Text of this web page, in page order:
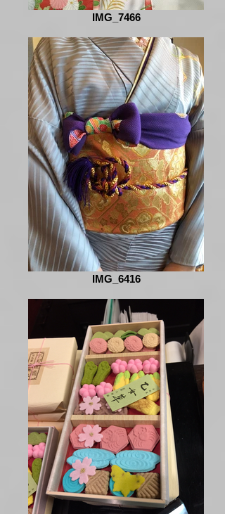
IMG_7466
IMG_6416